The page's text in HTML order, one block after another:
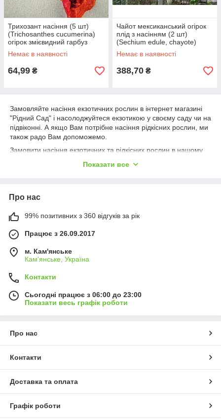
Трихозант насіння (5 шт)
(Trichosanthes cucumerina)
огірок змієвидний гарбуз
зміїний
Немає в наявності
64,99 ₴
Чайот мексиканський огірок
плід з насінням (2 шт)
(Sechium edule, chayote)
Немає в наявності
388,70 ₴
Замовляйте насіння екзотичних рослин в інтернет магазині
"Рідний Сад" і насолоджуйтеся екзотикою у своєму саду чи на
підвіконні. А якщо Вам потрібне насіння рідкісних рослин, ми
також радо Вам допоможемо.
Замовити насіння екзотичних та рідкісних рослин в нашому
додати товар у кошик та оформити замовлення. Ми
Не втрачайте можливості створити унікальний сад або
підвіконня з екзотичними та рідкісними рослинами.
Замовляйте насіння екзотичних та рідкісних рослин в
інтернет магазині "Рідний Сад" вже сьогодні!
Показати все
Про нас
99% позитивних з 360 відгуків за рік
Працює з 26.09.2017
м. Кам'янське
Кам'янське, Україна
Контакти
Сьогодні працює з 06:00 до 23:00
Показати весь графік роботи
Про нас
Контакти
Доставка та оплата
Графік роботи